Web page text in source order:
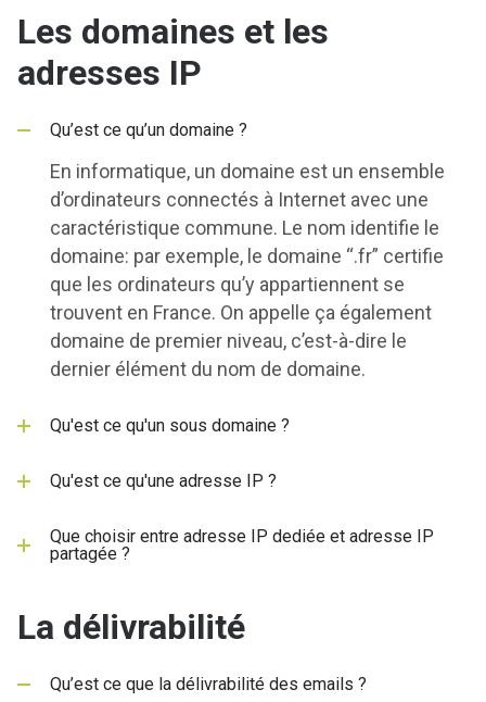
Les domaines et les
adresses IP
Qu’est ce qu’un domaine ?
En informatique, un domaine est un ensemble
d’ordinateurs connectés à Internet avec une
caractéristique commune. Le nom identifie le
domaine: par exemple, le domaine “.fr” certifie
que les ordinateurs qu’y appartiennent se
trouvent en France. On appelle ça également
domaine de premier niveau, c’est-à-dire le
dernier élément du nom de domaine.
Qu'est ce qu'un sous domaine ?
Qu'est ce qu'une adresse IP ?
Que choisir entre adresse IP dediée et adresse IP
partagée ?
La délivrabilité
Qu’est ce que la délivrabilité des emails ?